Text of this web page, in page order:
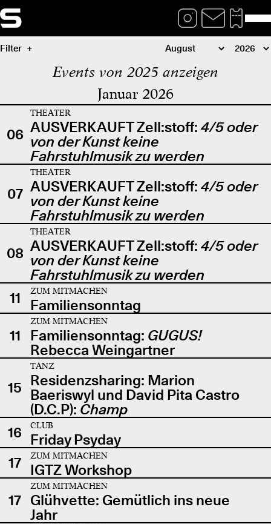
Filter
Events von 2025 anzeigen
Januar 2026
06
THEATER
AUSVERKAUFT Zell:stoff: 4/5 oder
von der Kunst keine
Fahrstuhlmusik zu werden
07
THEATER
AUSVERKAUFT Zell:stoff: 4/5 oder
von der Kunst keine
Fahrstuhlmusik zu werden
08
THEATER
AUSVERKAUFT Zell:stoff: 4/5 oder
von der Kunst keine
Fahrstuhlmusik zu werden
11
ZUM MITMACHEN
Familiensonntag
11
ZUM MITMACHEN
Familiensonntag: GUGUS!
Rebecca Weingartner
15
TANZ
Residenzsharing: Marion
Baeriswyl und David Pita Castro
(D.C.P): Champ
16
CLUB
Friday Psyday
17
ZUM MITMACHEN
IGTZ Workshop
17
ZUM MITMACHEN
Glühvette: Gemütlich ins neue
Jahr